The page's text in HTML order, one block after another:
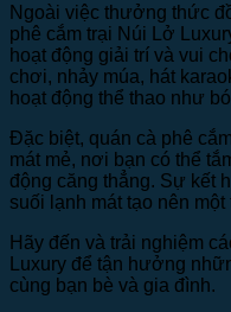
Ngoài việc thưởng thức
phê cắm trại Núi Lở
hoạt động giải trí và vui
chơi, nhảy múa, hát
hoạt động thể thao như
Đặc biệt, quán cà phê
mát mẻ, nơi bạn có thể
động căng thẳng. Sự kết
suối lạnh mát tạo nên
Hãy đến và trải nghiệm
Luxury để tận hưởng
cùng bạn bè và gia đình.